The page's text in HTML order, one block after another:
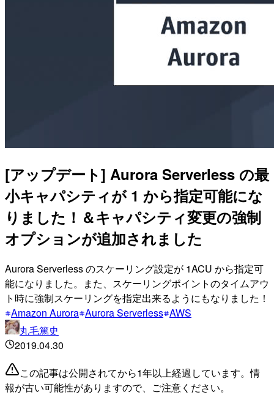
[アップデート] Aurora Serverless の最
小キャパシティが 1 から指定可能にな
りました！＆キャパシティ変更の強制
オプションが追加されました
Aurora Serverless のスケーリング設定が 1ACU から指定可
能になりました。また、スケーリングポイントのタイムアウ
ト時に強制スケーリングを指定出来るようにもなりました！
Amazon Aurora Aurora Serverless AWS
丸毛篤史
2019.04.30
この記事は公開されてから1年以上経過しています。情
報が古い可能性がありますので、ご注意ください。